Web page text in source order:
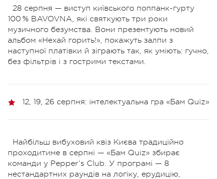
28 серпня — виступ київського поппанк-гурту
100 % BAVOVNA, які святкують три роки
музичного безумства. Вони презентують новий
альбом «Нехай горить!», покажуть залпи з
наступної платівки й зіграють так, як уміють: гучно,
без фільтрів і з гострими текстами.
12, 19, 26 серпня: інтелектуальна гра «Бам Quiz»
Найбільш вибуховий квіз Києва традиційно
проходитиме в серпні — «Бам Quiz» збирає
команди у Pepper’s Club. У програмі — 8
нестандартних раундів на логіку, ерудицію,